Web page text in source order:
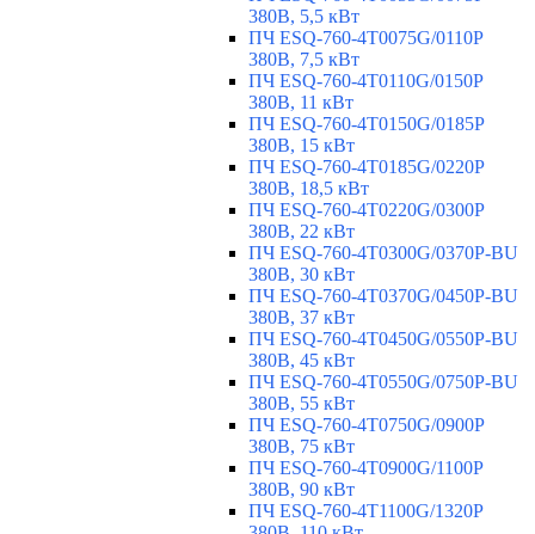
380В, 5,5 кВт
ПЧ ESQ-760-4T0075G/0110P
380В, 7,5 кВт
ПЧ ESQ-760-4T0110G/0150P
380В, 11 кВт
ПЧ ESQ-760-4T0150G/0185P
380В, 15 кВт
ПЧ ESQ-760-4T0185G/0220P
380В, 18,5 кВт
ПЧ ESQ-760-4T0220G/0300P
380В, 22 кВт
ПЧ ESQ-760-4T0300G/0370P-BU
380В, 30 кВт
ПЧ ESQ-760-4T0370G/0450P-BU
380В, 37 кВт
ПЧ ESQ-760-4T0450G/0550P-BU
380В, 45 кВт
ПЧ ESQ-760-4T0550G/0750P-BU
380В, 55 кВт
ПЧ ESQ-760-4T0750G/0900P
380В, 75 кВт
ПЧ ESQ-760-4T0900G/1100P
380В, 90 кВт
ПЧ ESQ-760-4T1100G/1320P